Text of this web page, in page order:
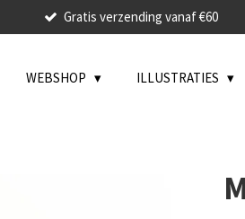
Gratis verzending vanaf €60
WEBSHOP ILLUSTRATIES